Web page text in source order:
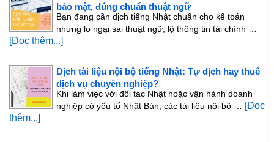
bảo mật, đúng chuẩn thuật ngữ
Bạn đang cần dịch tiếng Nhật chuẩn cho kế toán
nhưng lo ngại sai thuật ngữ, lộ thông tin tài chính …
[Đọc thêm...]
Dịch tài liệu nội bộ tiếng Nhật: Tự dịch hay thuê
dịch vụ chuyên nghiệp?
Khi làm việc với đối tác Nhật hoặc vận hành doanh
nghiệp có yếu tố Nhật Bản, các tài liệu nội bộ …
[Đọc
thêm...]